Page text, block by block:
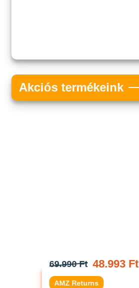
Akciós termékeink
69.990 Ft 48.993 Ft
AMZ Returns